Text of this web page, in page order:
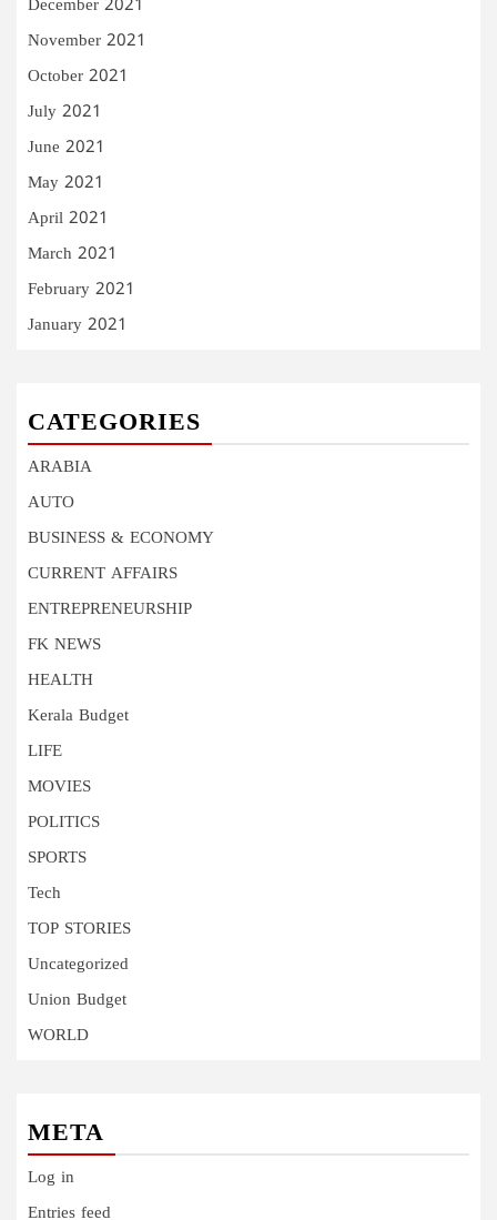
December 2021
November 2021
October 2021
July 2021
June 2021
May 2021
April 2021
March 2021
February 2021
January 2021
CATEGORIES
ARABIA
AUTO
BUSINESS & ECONOMY
CURRENT AFFAIRS
ENTREPRENEURSHIP
FK NEWS
HEALTH
Kerala Budget
LIFE
MOVIES
POLITICS
SPORTS
Tech
TOP STORIES
Uncategorized
Union Budget
WORLD
META
Log in
Entries feed